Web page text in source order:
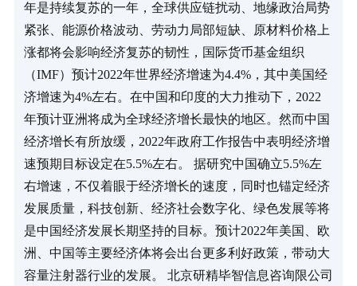
年是持续复苏的一年，全球供应链扰动、地缘政治局势
紧张、能源价格波动、劳动力局部短缺、原材料价格上
涨都将会影响经济复苏的韧性，国际货币基金组织
（IMF）预计2022年世界经济增速为4.4%，其中美国经
济增速为4%左右。在中国和印度的大力推动下，2022
年预计亚洲将成为全球经济增长最快的地区。然而中国
经济增长有所放缓，2022年政府工作报告中表明经济增
速预期目标设定在5.5%左右。 据研究中国确立5.5%左
右增速，不仅着眼于经济增长的速度，同时也锚定经济
发展质量，科技创新、经济社会数字化、绿色发展等将
是中国经济发展长期坚持的目标。预计2022年美国、欧
洲、中国等主要经济体将会出台更多利好政策，带动大
容量注射器行业的发展。 北京研精毕智信息咨询限公司